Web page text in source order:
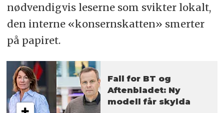
nødvendigvis leserne som svikter lokalt,
den interne «konsernskatten» smerter
på papiret.
Fall for BT og
Aftenbladet: Ny
modell får skylda